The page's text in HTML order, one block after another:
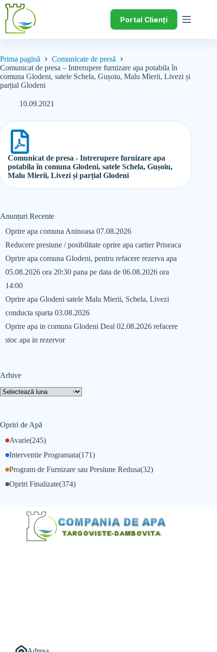
Portal Clienți
Prima pagină
Comunicate de presă
Comunicat de presa – Intrerupere furnizare apa potabila în
comuna Glodeni, satele Schela, Gușoiu, Malu Mierii, Livezi și
parțial Glodeni
10.09.2021
Comunicat de presa - Intrerupere furnizare apa
potabila în comuna Glodeni, satele Schela, Gușoiu,
Malu Mierii, Livezi și parțial Glodeni
Anunțuri Recente
Oprire apa comuna Aninoasa 07.08.2026
Reducere presiune / posibilitate oprire apa cartier Priseaca
Oprire apa comuna Glodeni, pentru refacere rezerva apa
05.08.2026 ora 20:30 pana pe data de 06.08.2026 ora
14:00
Oprire apa Glodeni satele Malu Mierii, Schela, Livezi
conducta sparta 03.08.2026
Oprire apa in comuna Glodeni Deal 02.08.2026 refacere
stoc apa in rezervor
Arhive
Opriri de Apă
Avarie(245)
Interventie Programata(171)
Opriri Finalizate(374)
Program de Furnizare sau Presiune Redusa(32)